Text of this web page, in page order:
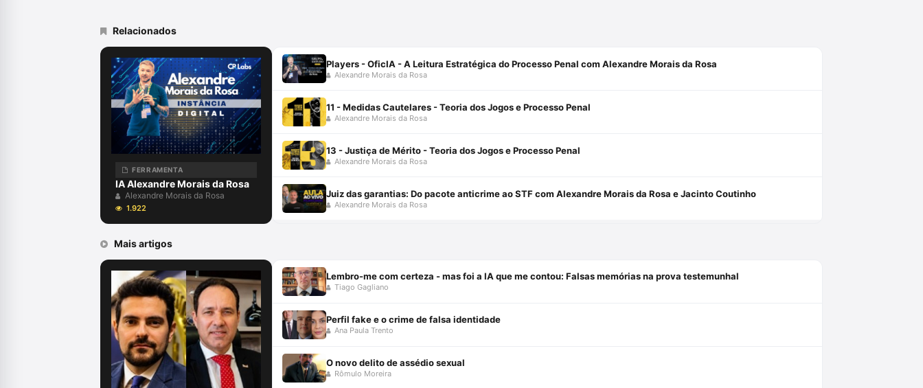
Relacionados
FERRAMENTA
IA Alexandre Morais da Rosa
Alexandre Morais da Rosa
1.922
Players - OficIA - A Leitura Estratégica do Processo Penal com Alexandre Morais da Rosa
Alexandre Morais da Rosa
11 - Medidas Cautelares - Teoria dos Jogos e Processo Penal
Alexandre Morais da Rosa
13 - Justiça de Mérito - Teoria dos Jogos e Processo Penal
Alexandre Morais da Rosa
Juiz das garantias: Do pacote anticrime ao STF com Alexandre Morais da Rosa e Jacinto Coutinho
Alexandre Morais da Rosa
Mais artigos
Lembro-me com certeza - mas foi a IA que me contou: Falsas memórias na prova testemunhal
Tiago Gagliano
Perfil fake e o crime de falsa identidade
Ana Paula Trento
O novo delito de assédio sexual
Rômulo Moreira